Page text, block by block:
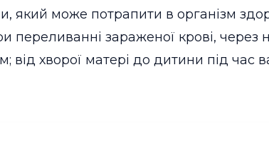
який може потрапити в організм
зараженої крові, через
хворої матері до дитини під час